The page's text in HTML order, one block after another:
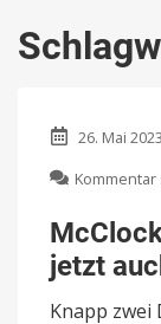
26. Mai 2023
jetzt
Knapp zwei